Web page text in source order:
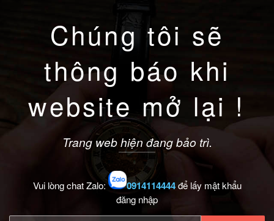
Chúng tôi sẽ
thông báo khi
website mở lại !
Trang web hiện đang bảo trì.
Vui lòng chat Zalo: 0914114444để lấy mật khẩu
đăng nhập